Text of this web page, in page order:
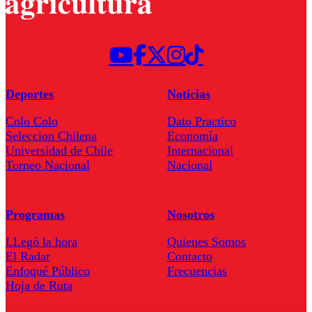
Deportes
Colo Colo
Seleccion Chilena
Universidad de Chile
Torneo Nacional
Noticias
Dato Practico
Economía
Internacional
Nacional
Programas
LLegó la hora
El Radar
Enfoqué Público
Hoja de Ruta
Nosotros
Quienes Somos
Contacto
Frecuencias